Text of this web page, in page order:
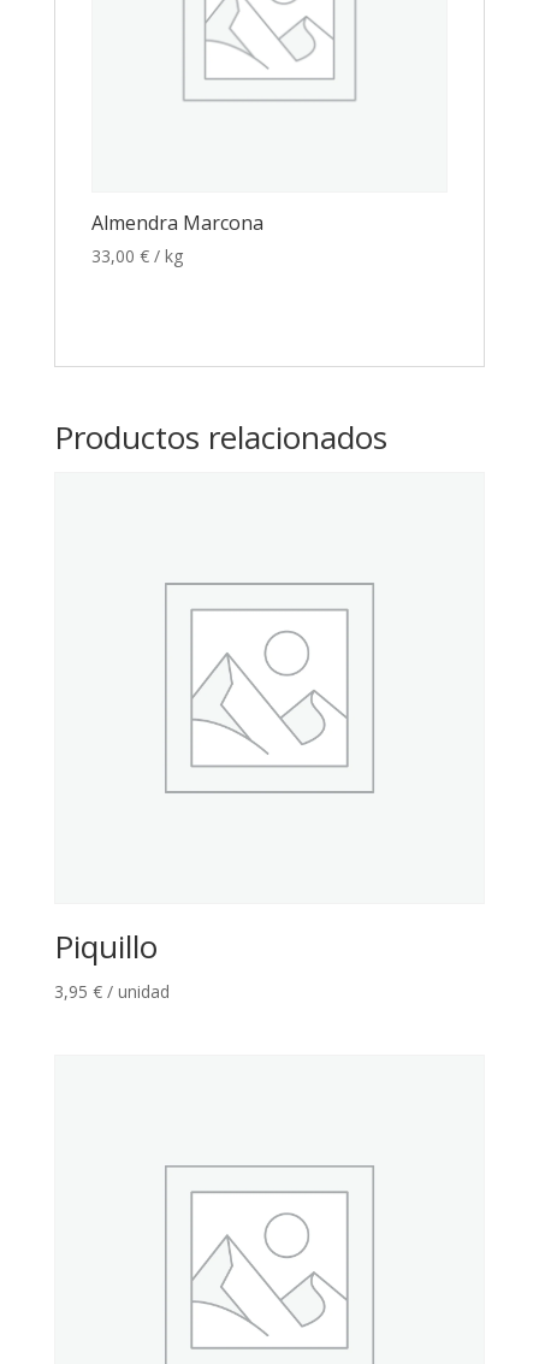
Almendra Marcona
33,00 € / kg
Productos relacionados
Piquillo
3,95 € / unidad